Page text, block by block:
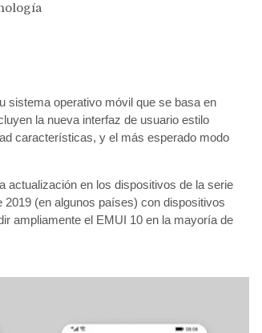
sistema operativo móvil que se basa en
la nueva interfaz de usuario estilo
características, y el más esperado modo
actualización en los dispositivos de la serie
(en algunos países) con dispositivos
ampliamente el EMUI 10 en la mayoría de